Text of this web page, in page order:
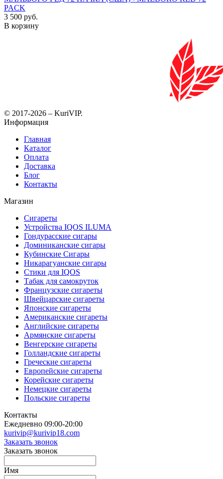
PACK
3 500 руб.
В корзину
© 2017-2026 – KuriVIP.
Информация
Главная
Каталог
Оплата
Доставка
Блог
Контакты
Магазин
Сигареты
Устройства IQOS ILUMA
Гондурасские сигары
Доминиканские сигары
Кубинские Сигары
Никарагуанские сигары
Стики для IQOS
Табак для самокруток
Французские сигареты
Швейцарские сигареты
Японские сигареты
Американские сигареты
Английские сигареты
Армянские сигареты
Венгерские сигареты
Голландские сигареты
Греческие сигареты
Европейские сигареты
Корейские сигареты
Немецкие сигареты
Польские сигареты
Контакты
Ежедневно 09:00-20:00
kurivip@kurivip18.com
Заказать звонок
Заказать звонок
Имя